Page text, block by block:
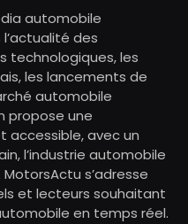
automobile
des
technologiques, les
les lancements de
automobile
propose une
accessible, avec un
l’industrie automobile
s’adresse
et lecteurs souhaitant
en temps réel.